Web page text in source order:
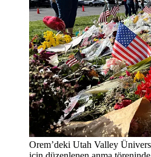
Orem’deki Utah Valley